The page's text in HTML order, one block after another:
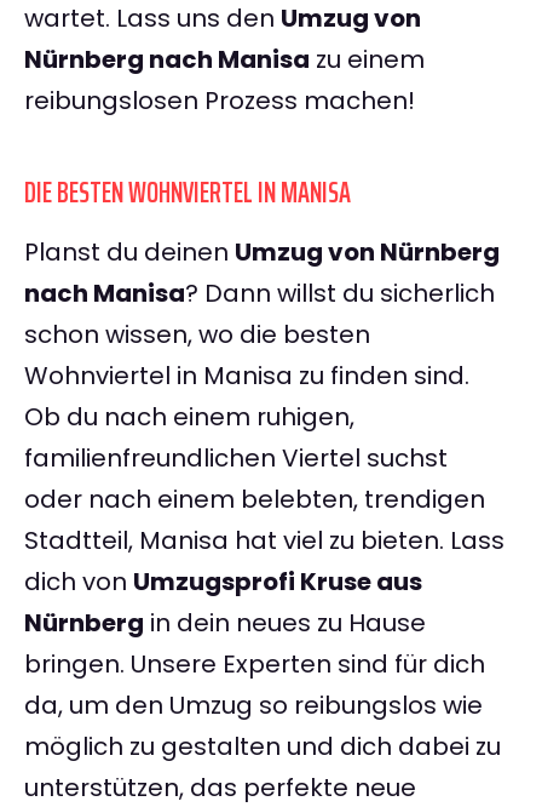
wartet. Lass uns den Umzug von
Nürnberg nach Manisa zu einem
reibungslosen Prozess machen!
DIE BESTEN WOHNVIERTEL IN MANISA
Planst du deinen Umzug von Nürnberg
nach Manisa? Dann willst du sicherlich
schon wissen, wo die besten
Wohnviertel in Manisa zu finden sind.
Ob du nach einem ruhigen,
familienfreundlichen Viertel suchst
oder nach einem belebten, trendigen
Stadtteil, Manisa hat viel zu bieten. Lass
dich von Umzugsprofi Kruse aus
Nürnberg in dein neues zu Hause
bringen. Unsere Experten sind für dich
da, um den Umzug so reibungslos wie
möglich zu gestalten und dich dabei zu
unterstützen, das perfekte neue